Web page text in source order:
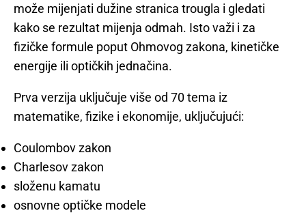
može mijenjati dužine stranica trougla i gledati
kako se rezultat mijenja odmah. Isto važi i za
fizičke formule poput Ohmovog zakona, kinetičke
energije ili optičkih jednačina.
Prva verzija uključuje više od 70 tema iz
matematike, fizike i ekonomije, uključujući:
Coulombov zakon
Charlesov zakon
složenu kamatu
osnovne optičke modele